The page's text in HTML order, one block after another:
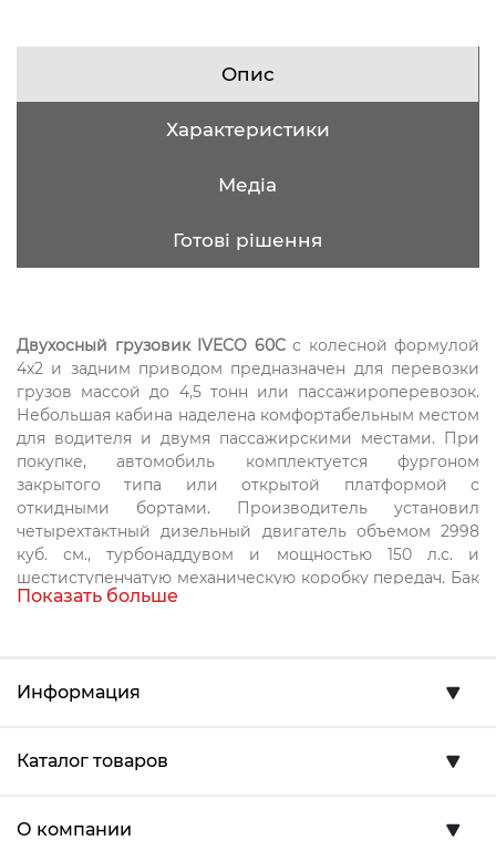
Опис
Характеристики
Медіа
Готові рішення
Двухосный грузовик IVECO 60Cс колесной формулой
4х2 и задним приводом предназначен для перевозки
грузов массой до 4,5 тонн или пассажироперевозок.
Небольшая кабина наделена комфортабельным местом
для водителя и двумя пассажирскими местами. При
покупке, автомобиль комплектуется фургоном
закрытого типа или открытой платформой с
откидными бортами. Производитель установил
четырехтактный дизельный двигатель объемом 2998
куб. см., турбонаддувом и мощностью 150 л.с. и
шестиступенчатую механическую коробку передач. Бак
вмещает до 70 литров дизельного топлива.
Показать больше
Информация
Каталог товаров
О компании